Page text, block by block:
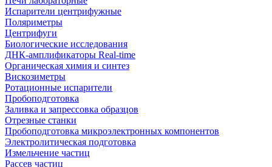
Испарители центрифужные
Поляриметры
Центрифуги
Биологические исследования
ДНК-амплификаторы Real-time
Органическая химия и синтез
Вискозиметры
Ротационные испарители
Пробоподготовка
Заливка и запрессовка образцов
Отрезные станки
Пробоподготовка микроэлектронных компонентов
Электролитическая подготовка
Измельчение частиц
Рассев частиц